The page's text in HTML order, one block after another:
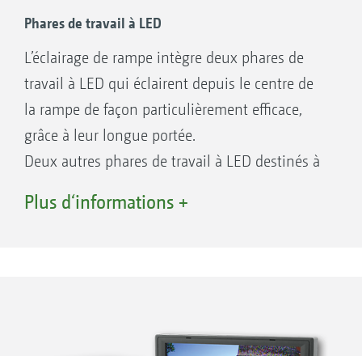
Phares de travail à LED
L’éclairage de rampe intègre deux phares de
travail à LED qui éclairent depuis le centre de
la rampe de façon particulièrement efficace,
grâce à leur longue portée.
Deux autres phares de travail à LED destinés à
sur le support.
Plus d‘informations +